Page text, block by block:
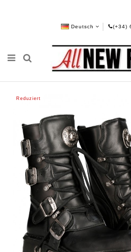
Deutsch (+34)
Reduziert